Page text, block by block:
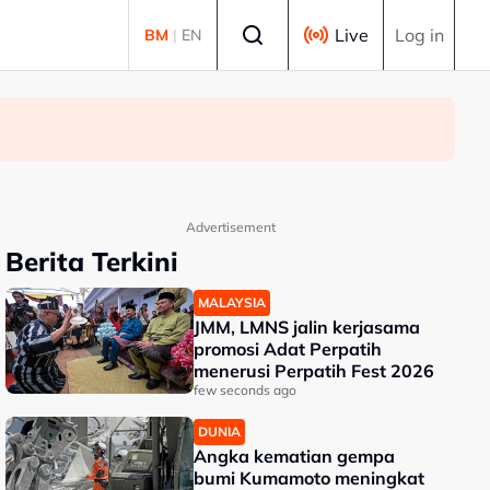
BM | EN Live Log in
Advertisement
Berita Terkini
MALAYSIA
JMM, LMNS jalin kerjasama
promosi Adat Perpatih
menerusi Perpatih Fest 2026
few seconds ago
DUNIA
Angka kematian gempa
bumi Kumamoto meningkat